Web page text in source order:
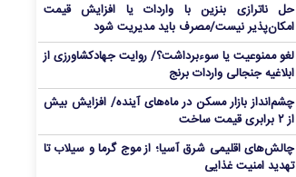
حل ناترازی بنزین با واردات یا افزایش قیمت
امکان‌پذیر نیست/مصرف باید مدیریت شود
لغو ممنوعیت یا سوءبرداشت؟/ روایت جهادکشاورزی از
ابلاغیه جنجالی واردات برنج
چشم‌انداز بازار مسکن در ماه‌های آینده/ افزایش بیش
از ۲ برابری قیمت ساخت
چالش‌های اقلیمی شرق آسیا؛ از موج گرما و سیلاب تا
تهدید امنیت غذایی